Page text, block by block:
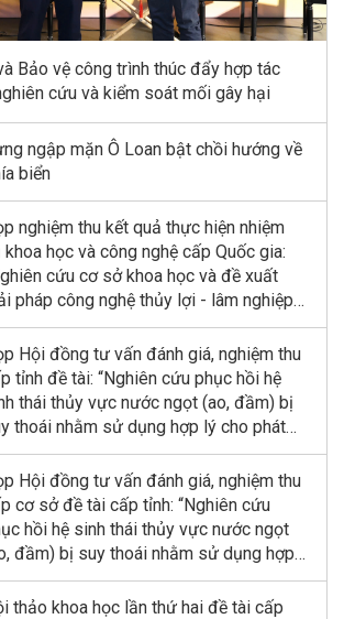
Bảo vệ công trình thúc đẩy hợp tác
cứu và kiểm soát mối gây hại
ngập mặn Ô Loan bật chồi hướng về
biển
nghiệm thu kết quả thực hiện nhiệm
khoa học và công nghệ cấp Quốc gia:
cứu cơ sở khoa học và đề xuất
pháp công nghệ thủy lợi - lâm nghiệp
hợp phục hồi và phát triển rừng ngập
tại Khu dự trữ sinh quyển sông Hồng”
Hội đồng tư vấn đánh giá, nghiệm thu
tỉnh đề tài: “Nghiên cứu phục hồi hệ
thái thủy vực nước ngọt (ao, đầm) bị
thoái nhằm sử dụng hợp lý cho phát
bền vững kinh tế quy mô nhỏ tỉnh Ninh
Hội đồng tư vấn đánh giá, nghiệm thu
cơ sở đề tài cấp tỉnh: “Nghiên cứu
hồi hệ sinh thái thủy vực nước ngọt
đầm) bị suy thoái nhằm sử dụng hợp
phát triển bền vững kinh tế quy mô
tỉnh Ninh Bình”
thảo khoa học lần thứ hai đề tài cấp